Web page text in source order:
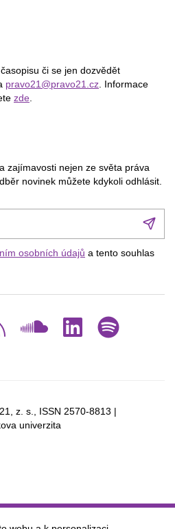
či se jen dozvědět
pravo21@pravo21.cz . Informace
zde
zajímavosti nejen ze světa práva
novinek můžete kdykoli odhlásit.
osobních údajů a tento souhlas
z. s., ISSN 2570-8813 |
univerzita
RSS